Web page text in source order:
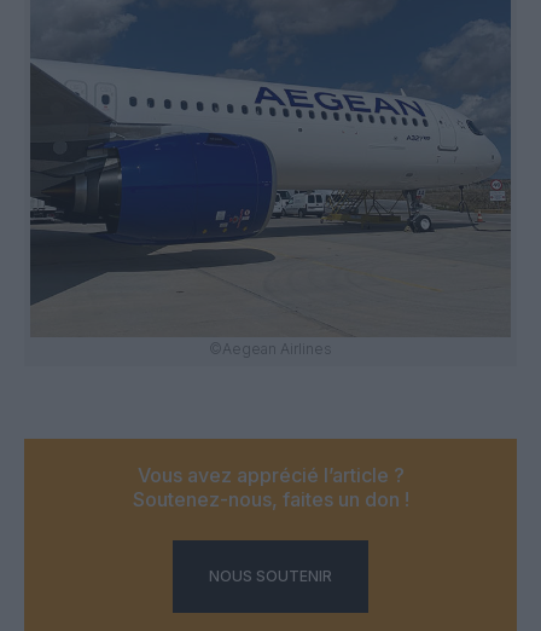
©Aegean Airlines
Vous avez apprécié l’article ?
Soutenez-nous, faites un don !
NOUS SOUTENIR